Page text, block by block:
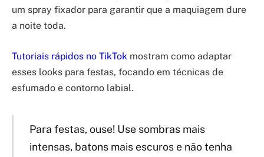
um spray fixador para garantir que a maquiagem dure
a noite toda.
Tutoriais rápidos no TikTok mostram como adaptar
esses looks para festas, focando em técnicas de
esfumado e contorno labial.
Para festas, ouse! Use sombras mais
intensas, batons mais escuros e não tenha